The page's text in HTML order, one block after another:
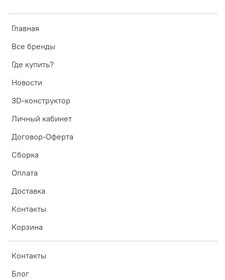
Главная
Все бренды
Где купить?
Новости
3D-конструктор
Личный кабинет
Договор-Оферта
Сборка
Оплата
Доставка
Контакты
Корзина
Контакты
Блог